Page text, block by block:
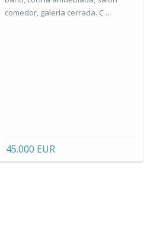
comedor, galería cerrada. C ...
45.000 EUR